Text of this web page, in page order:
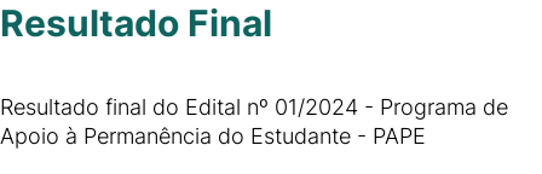
Resultado Final
Resultado final do Edital nº 01/2024 - Programa de
Apoio à Permanência do Estudante - PAPE